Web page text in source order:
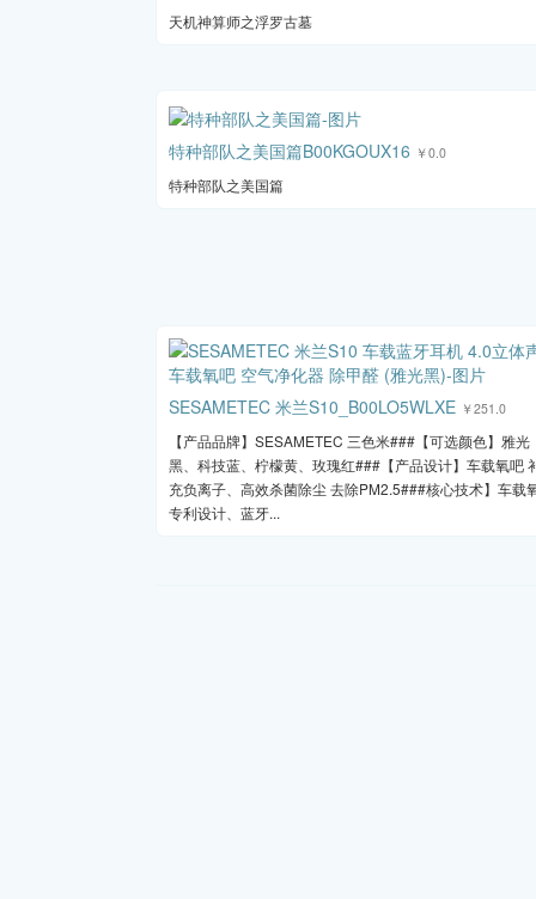
天机神算师之浮罗古墓
特种部队之美国篇B00KGOUX16 ￥0.0
特种部队之美国篇
SESAMETEC 米兰S10_B00LO5WLXE ￥251.0
【产品品牌】SESAMETEC 三色米###【可选颜色】雅光
黑、科技蓝、柠檬黄、玫瑰红###【产品设计】车载氧吧
充负离子、高效杀菌除尘 去除PM2.5###核心技术】车载
专利设计、蓝牙...